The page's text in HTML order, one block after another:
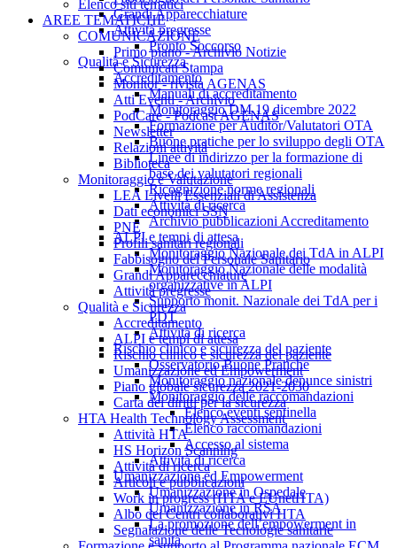
Elenco siti tematici
AREE TEMATICHE
COMUNICAZIONE
Primo piano - Archivio Notizie
Comunicati Stampa
Monitor - rivista AGENAS
Atti Eventi - Archivio
PodCare - Podcast AGENAS
Newsletter
Relazioni attività
Biblioteca
Monitoraggio e Valutazione
LEA Livelli Essenziali di Assistenza
Dati economici SSN
PNE
Profili sanitari regionali
Fabbisogno del Personale Sanitario
Grandi Apparecchiature
Attività pregresse
Qualità e Sicurezza
Accreditamento
ALPI e tempi di attesa
Rischio clinico e sicurezza del paziente
Umanizzazione ed Empowerment
Piano globale sicurezza 2021-2030
Carta dei diritti per la sicurezza
HTA Health Technology Assessment
Attività HTA
HS Horizon Scanning
Attività di ricerca
Articoli e pubblicazioni
Work in progress (HTA e EUnetHTA)
Albo dei Centri collaborativi HTA
Segnalazione delle Tecnologie sanitarie
Grandi Apparecchiature
Attività pregresse
Pronto Soccorso
Qualità e Sicurezza
Accreditamento
Manuali di accreditamento
Monitoraggio DM 19 dicembre 2022
Formazione per Auditor/Valutatori OTA
Buone pratiche per lo sviluppo degli OTA
Linee di indirizzo per la formazione di
base dei valutatori regionali
Ricognizione norme regionali
Attività di ricerca
Archivio pubblicazioni Accreditamento
ALPI e tempi di attesa
Monitoraggio Nazionale dei TdA in ALPI
Monitoraggio Nazionale delle modalità
organizzative in ALPI
Supporto monit. Nazionale dei TdA per i
PDT
Attività di ricerca
Rischio clinico e sicurezza del paziente
Osservatorio Buone Pratiche
Monitoraggio nazionale denunce sinistri
Monitoraggio delle raccomandazioni
Elenco eventi sentinella
Elenco raccomandazioni
Accesso al sistema
Attività di ricerca
Umanizzazione ed Empowerment
Umanizzazione in Ospedale
Umanizzazione in RSA
La promozione dell’empowerment in
sanità